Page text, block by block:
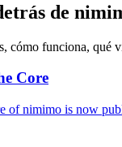
de
cómo funciona, qué
Core
of nimimo is now